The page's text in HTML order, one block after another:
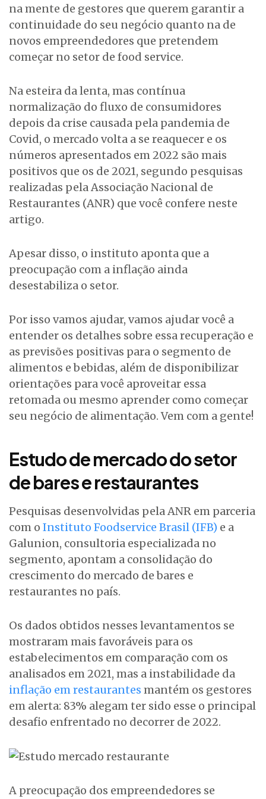
na mente de gestores que querem garantir a
continuidade do seu negócio quanto na de
novos empreendedores que pretendem
começar no setor de food service.
Na esteira da lenta, mas contínua
normalização do fluxo de consumidores
depois da crise causada pela pandemia de
Covid, o mercado volta a se reaquecer e os
números apresentados em 2022 são mais
positivos que os de 2021, segundo pesquisas
realizadas pela Associação Nacional de
Restaurantes (ANR) que você confere neste
artigo.
Apesar disso, o instituto aponta que a
preocupação com a inflação ainda
desestabiliza o setor.
Por isso vamos ajudar, vamos ajudar você a
entender os detalhes sobre essa recuperação e
as previsões positivas para o segmento de
alimentos e bebidas, além de disponibilizar
orientações para você aproveitar essa
retomada ou mesmo aprender como começar
seu negócio de alimentação. Vem com a gente!
Estudo de mercado do setor
de bares e restaurantes
Pesquisas desenvolvidas pela ANR em parceria
com o Instituto Foodservice Brasil (IFB) e a
Galunion, consultoria especializada no
segmento, apontam a consolidação do
crescimento do mercado de bares e
restaurantes no país.
Os dados obtidos nesses levantamentos se
mostraram mais favoráveis para os
estabelecimentos em comparação com os
analisados em 2021, mas a instabilidade da
inflação em restaurantes mantém os gestores
em alerta: 83% alegam ter sido esse o principal
desafio enfrentado no decorrer de 2022.
A preocupação dos empreendedores se